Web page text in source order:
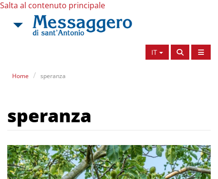
Salta al contenuto principale
IT
Home speranza
speranza